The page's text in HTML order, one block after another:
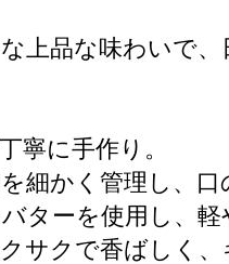
上品な味わいで
寧に手作り。
細かく管理し、
ターを使用し、軽
サクで香ばしく